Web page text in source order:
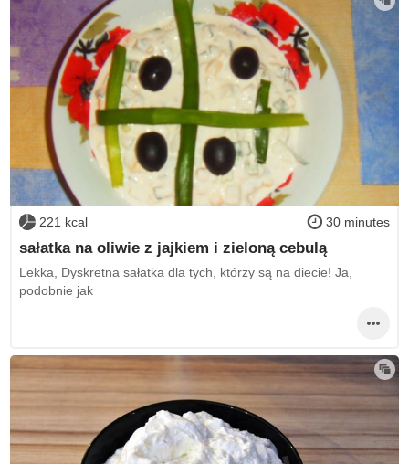
221 kcal 30 minutes
sałatka na oliwie z jajkiem i zieloną cebulą
Lekka, Dyskretna sałatka dla tych, którzy są na diecie! Ja,
podobnie jak